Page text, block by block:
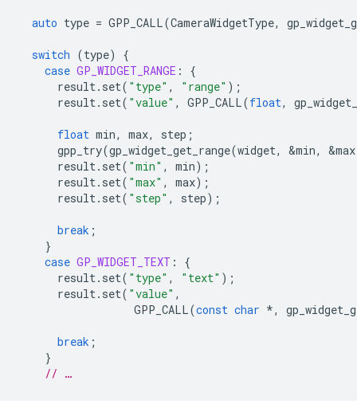
auto type = GPP_CALL(CameraWidgetType,
switch (type)
{
case GP_WIDGET_RANGE :
{
result. set( "type" , "range" );
result. set( "value" , GPP_CALL(float,
float min, max, step ;
gpp_try(gp_widget_get_range(widget, &min, &max
result. set( "min" , min);
result. set( "max" , max);
result. set( "step" , step);
break ;
}
case GP_WIDGET_TEXT :
{
result. set( "type" , "text" );
result. set( "value" ,
GPP_CALL(const char *,
break ;
}
// …